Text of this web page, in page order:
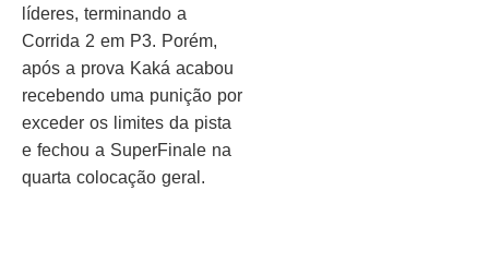
líderes, terminando a
Corrida 2 em P3. Porém,
após a prova Kaká acabou
recebendo uma punição por
exceder os limites da pista
e fechou a SuperFinale na
quarta colocação geral.